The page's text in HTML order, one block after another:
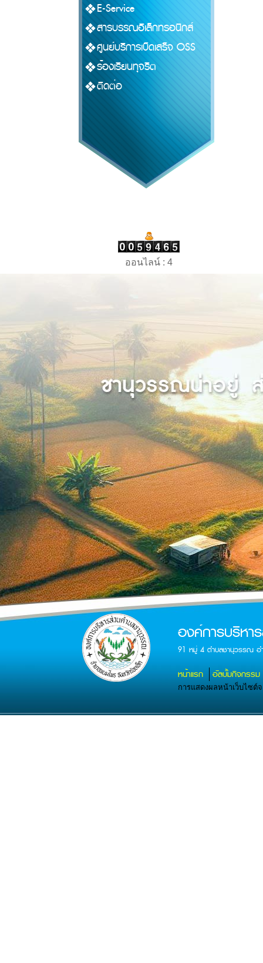
E-Service
สารบรรณอิเล็กทรอนิกส์
ศูนย์บริการเบ็ดเสร็จ OSS
ร้องเรียนทุจริต
ติดต่อ
ออนไลน์ : 4
องค์การบริหา
91 หมู่ 4 ตำบลชานุวรรณ อ
หน้าแรก อัลบั้มกิจกรรม
การแสดงผลหน้าเว็บไซต์